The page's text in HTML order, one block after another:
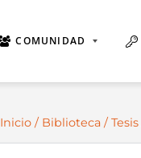
COMUNIDAD
Inicio / Biblioteca /Tesis